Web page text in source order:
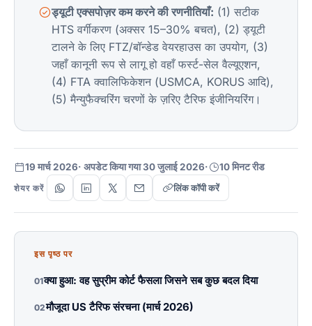
ड्यूटी एक्सपोज़र कम करने की रणनीतियाँ: (1) सटीक
HTS वर्गीकरण (अक्सर 15–30% बचत), (2) ड्यूटी
टालने के लिए FTZ/बॉन्डेड वेयरहाउस का उपयोग, (3)
जहाँ कानूनी रूप से लागू हो वहाँ फर्स्ट-सेल वैल्यूएशन,
(4) FTA क्वालिफिकेशन (USMCA, KORUS आदि),
(5) मैन्युफैक्चरिंग चरणों के ज़रिए टैरिफ इंजीनियरिंग।
19 मार्च 2026· अपडेट किया गया 30 जुलाई 2026· 10 मिनट रीड
शेयर करें लिंक कॉपी करें
इस पृष्ठ पर
01क्या हुआ: वह सुप्रीम कोर्ट फैसला जिसने सब कुछ बदल दिया
02मौजूदा US टैरिफ संरचना (मार्च 2026)